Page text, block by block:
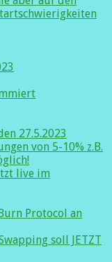
27.5.2023
von 5-10% z.B.
live im
Protocol an
soll JETZT